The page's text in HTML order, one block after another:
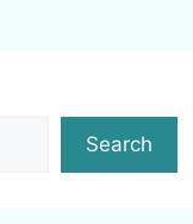
Search